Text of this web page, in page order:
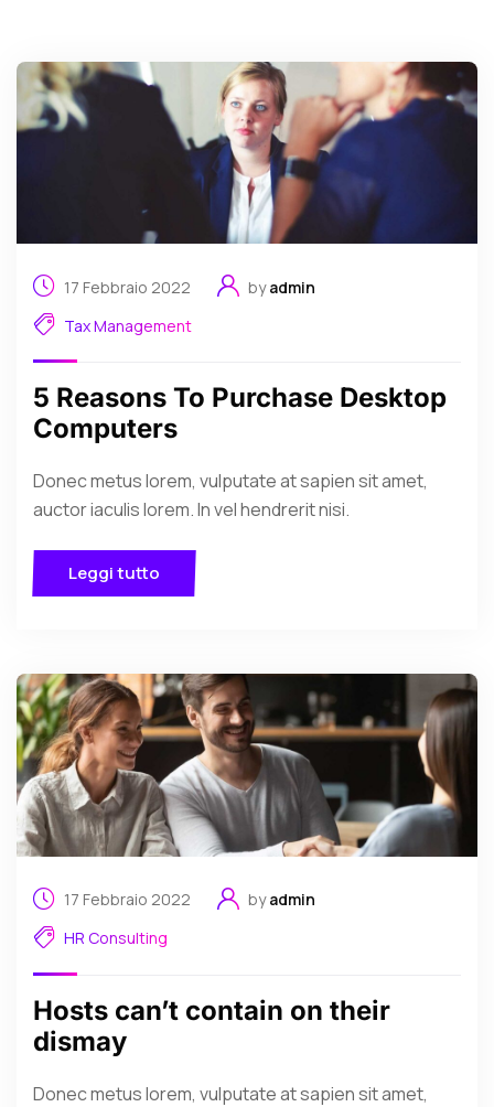
17 Febbraio 2022 byadmin
Tax Management
5 Reasons To Purchase Desktop
Computers
Donec metus lorem, vulputate at sapien sit amet,
auctor iaculis lorem. In vel hendrerit nisi.
Leggi tutto
17 Febbraio 2022 byadmin
HR Consulting
Hosts can’t contain on their
dismay
Donec metus lorem, vulputate at sapien sit amet,